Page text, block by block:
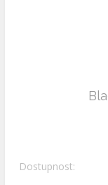
Dostupnost: